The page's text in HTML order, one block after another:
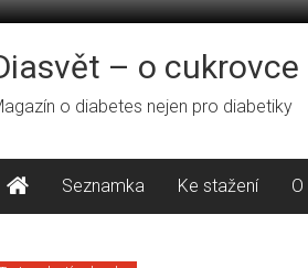
– o
o diabetes nejen pro diabetiky
Seznamka Ke stažení